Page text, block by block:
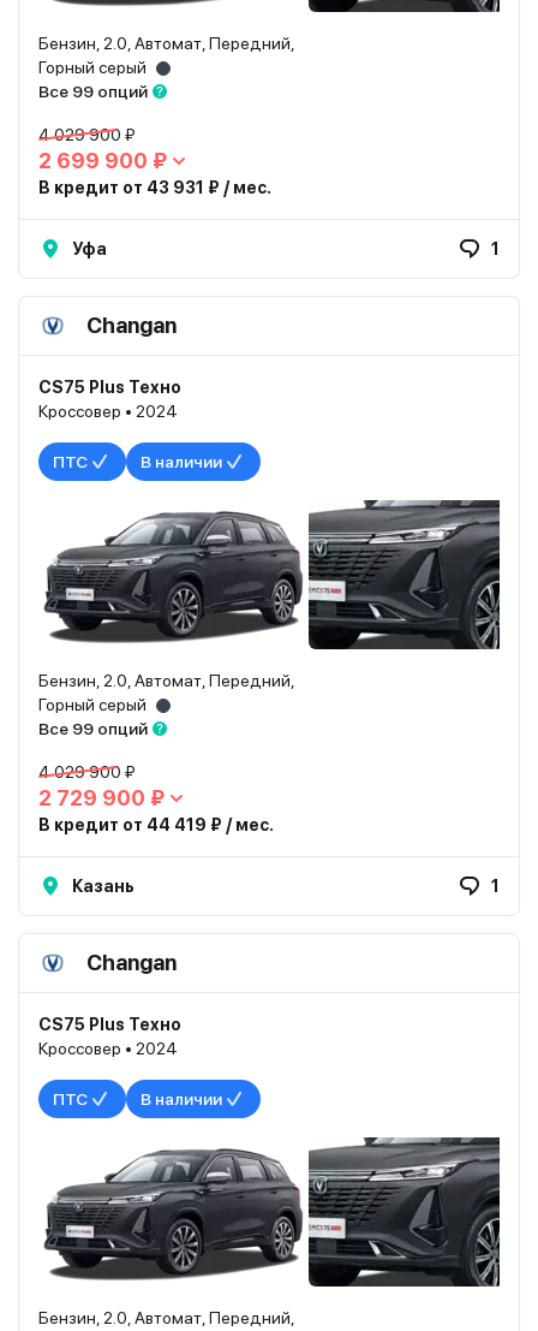
Бензин, 2.0, Автомат, Передний,
Горный серый
Все 99 опций
4 029 900 ₽
2 699 900 ₽
В кредит от 43 931 ₽ / мес.
Уфа 1
Changan
CS75 Plus Техно
Кроссовер • 2024
ПТС В наличии
Бензин, 2.0, Автомат, Передний,
Горный серый
Все 99 опций
4 029 900 ₽
2 729 900 ₽
В кредит от 44 419 ₽ / мес.
Казань 1
Changan
CS75 Plus Техно
Кроссовер • 2024
ПТС В наличии
Бензин, 2.0, Автомат, Передний,